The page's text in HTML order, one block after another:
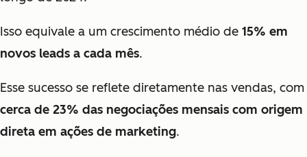
Isso equivale a um crescimento médio de 15% em
novos leads a cada mês.
Esse sucesso se reflete diretamente nas vendas, com
cerca de 23% das negociações mensais com origem
direta em ações de marketing.